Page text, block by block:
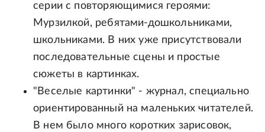
серии с повторяющимися героями:
Мурзилкой, ребятами-дошкольниками,
школьниками. В них уже присутствовали
последовательные сцены и простые
сюжеты в картинках.
"Веселые картинки" - журнал, специально
ориентированный на маленьких читателей.
В нем было много коротких зарисовок,